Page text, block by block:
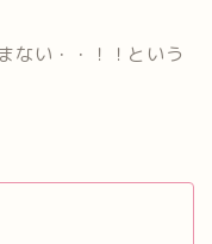
ない・・！！という